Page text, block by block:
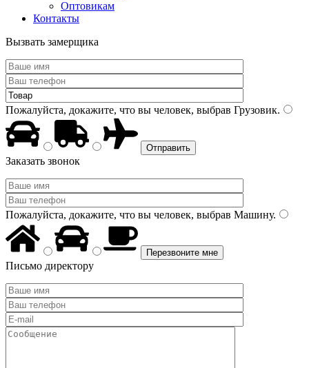
Оптовикам
Контакты
Вызвать замерщика
Пожалуйста, докажите, что вы человек, выбрав Грузовик.
Заказать звонок
Пожалуйста, докажите, что вы человек, выбрав Машину.
Письмо директору